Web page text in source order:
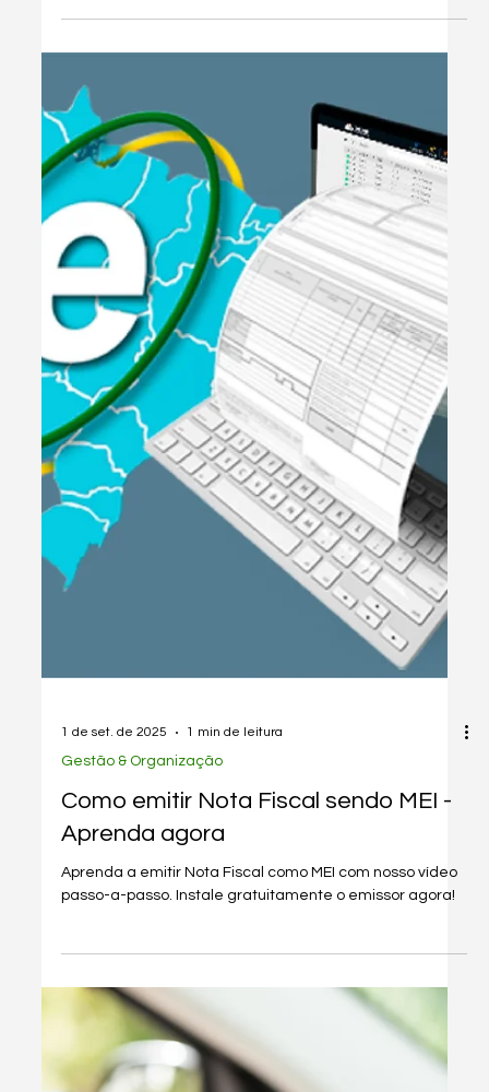
1 de set. de 2025 4 min de leitura
Nota Fiscal
(NFS-e) | Resolvendo Erros no Novo
Emissor Nacional de Nota Fiscal de
Aprenda a resolver erros comuns na emissão de NFS-e,
especialmente para MEIs e outros prestadores. Confira